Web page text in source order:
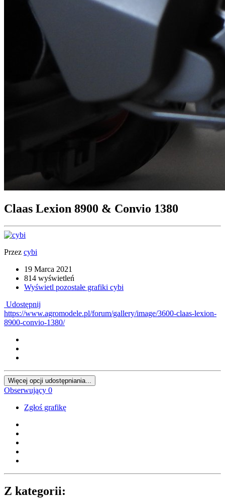
Claas Lexion 8900 & Convio 1380
Przez cybi
19 Marca 2021
814 wyświetleń
Wyświetl pozostałe grafiki cybi
Udostępnij
https://www.agromodele.pl/forum/gallery/image/3600-claas-lexion-
8900-convio-1380/
Więcej opcji udostępniania...
Obserwujący 0
Zgłoś grafikę
Z kategorii: